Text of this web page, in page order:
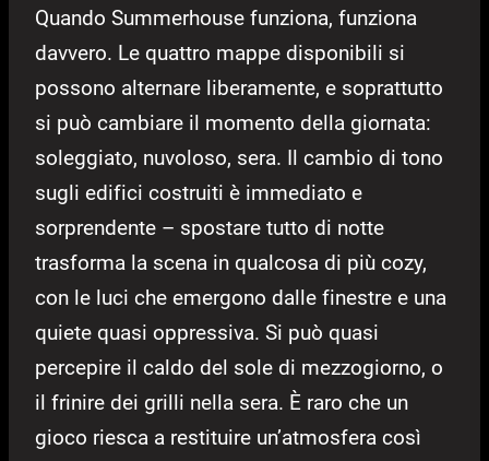
Quando Summerhouse funziona, funziona
davvero. Le quattro mappe disponibili si
possono alternare liberamente, e soprattutto
si può cambiare il momento della giornata:
soleggiato, nuvoloso, sera. Il cambio di tono
sugli edifici costruiti è immediato e
sorprendente – spostare tutto di notte
trasforma la scena in qualcosa di più cozy,
con le luci che emergono dalle finestre e una
quiete quasi oppressiva. Si può quasi
percepire il caldo del sole di mezzogiorno, o
il frinire dei grilli nella sera. È raro che un
gioco riesca a restituire un’atmosfera così